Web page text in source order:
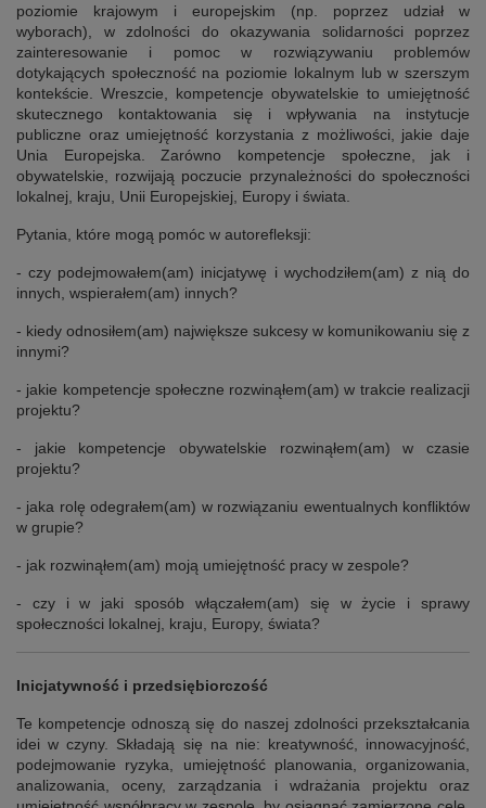
poziomie krajowym i europejskim (np. poprzez udział w
wyborach), w zdolności do okazywania solidarności poprzez
zainteresowanie i pomoc w rozwiązywaniu problemów
dotykających społeczność na poziomie lokalnym lub w szerszym
kontekście. Wreszcie, kompetencje obywatelskie to umiejętność
skutecznego kontaktowania się i wpływania na instytucje
publiczne oraz umiejętność korzystania z możliwości, jakie daje
Unia Europejska. Zarówno kompetencje społeczne, jak i
obywatelskie, rozwijają poczucie przynależności do społeczności
lokalnej, kraju, Unii Europejskiej, Europy i świata.
Pytania, które mogą pomóc w autorefleksji:
- czy podejmowałem(am) inicjatywę i wychodziłem(am) z nią do
innych, wspierałem(am) innych?
- kiedy odnosiłem(am) największe sukcesy w komunikowaniu się z
innymi?
- jakie kompetencje społeczne rozwinąłem(am) w trakcie realizacji
projektu?
- jakie kompetencje obywatelskie rozwinąłem(am) w czasie
projektu?
- jaka rolę odegrałem(am) w rozwiązaniu ewentualnych konfliktów
w grupie?
- jak rozwinąłem(am) moją umiejętność pracy w zespole?
- czy i w jaki sposób włączałem(am) się w życie i sprawy
społeczności lokalnej, kraju, Europy, świata?
Inicjatywność i przedsiębiorczość
Te kompetencje odnoszą się do naszej zdolności przekształcania
idei w czyny. Składają się na nie: kreatywność, innowacyjność,
podejmowanie ryzyka, umiejętność planowania, organizowania,
analizowania, oceny, zarządzania i wdrażania projektu oraz